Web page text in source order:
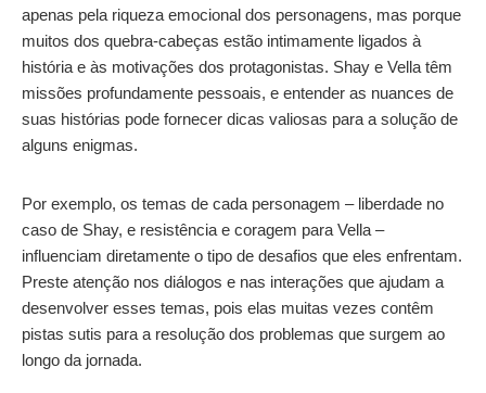
apenas pela riqueza emocional dos personagens, mas porque
muitos dos quebra-cabeças estão intimamente ligados à
história e às motivações dos protagonistas. Shay e Vella têm
missões profundamente pessoais, e entender as nuances de
suas histórias pode fornecer dicas valiosas para a solução de
alguns enigmas.
Por exemplo, os temas de cada personagem – liberdade no
caso de Shay, e resistência e coragem para Vella –
influenciam diretamente o tipo de desafios que eles enfrentam.
Preste atenção nos diálogos e nas interações que ajudam a
desenvolver esses temas, pois elas muitas vezes contêm
pistas sutis para a resolução dos problemas que surgem ao
longo da jornada.